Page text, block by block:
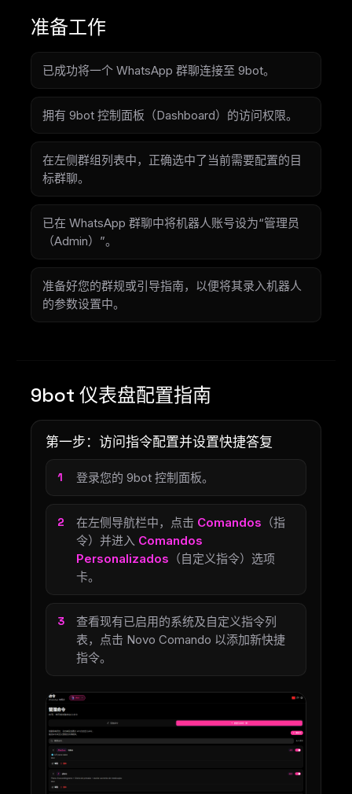
准备工作
已成功将一个 WhatsApp 群聊连接至 9bot。
拥有 9bot 控制面板（Dashboard）的访问权限。
在左侧群组列表中，正确选中了当前需要配置的目
标群聊。
已在 WhatsApp 群聊中将机器人账号设为“管理员
（Admin）”。
准备好您的群规或引导指南，以便将其录入机器人
的参数设置中。
9bot 仪表盘配置指南
第一步：访问指令配置并设置快捷答复
登录您的 9bot 控制面板。
在左侧导航栏中，点击 Comandos （指
令）并进入 Comandos
Personalizados （自定义指令）选项
卡。
查看现有已启用的系统及自定义指令列
表，点击 Novo Comando 以添加新快捷
指令。